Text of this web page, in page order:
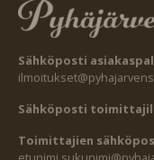
Sähköposti
Sähköposti
Toimittajien